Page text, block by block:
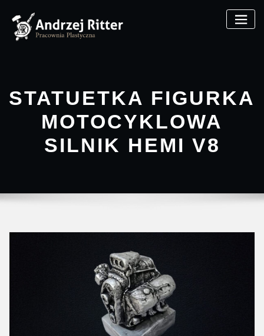
STATUETKA FIGURKA
MOTOCYKLOWA
SILNIK HEMI V8